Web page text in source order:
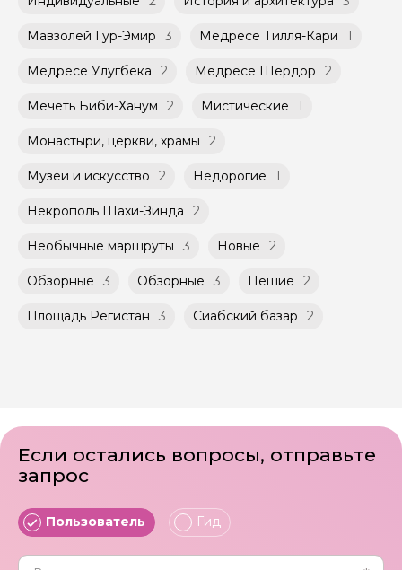
Агрегатором дополнительного соглашения
к Оферте Сервиса.
Способы оплаты на сайте: Картой
российского банка можно оплатить любую
экскурсию.
Мини-группы проводятся на тех же
условиях, что и групповые, но с количество
участников ограничено (группа может быть
Мавзолей Гур-Эмир 3 Медресе Тилля-Кари 1
Медресе Улугбека 2 Медресе Шердор 2
Мечеть Биби-Ханум 2 Мистические 1
Монастыри, церкви, храмы 2
Музеи и искусство 2 Недорогие 1
Некрополь Шахи-Зинда 2
Необычные маршруты 3 Новые 2
Обзорные 3 Обзорные 3 Пешие 2
Площадь Регистан 3 Сиабский базар 2
Если остались вопросы, отправьте
запрос
Пользователь Гид